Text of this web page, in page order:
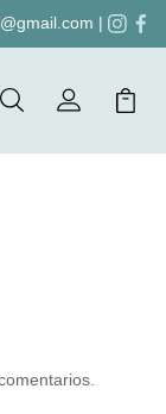
|
BuscarMi Cuenta
Mi